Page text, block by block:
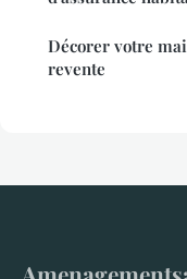
Décorer votre
revente